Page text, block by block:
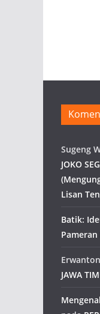
Sugeng
JOKO
Lisan
Batik:
JAWA